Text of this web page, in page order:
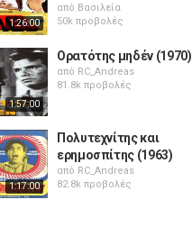
1:26:00
από Βασιλεία
50k προβολές
1:57:00
Ορατότης μηδέν (1970)
από RC_Andreas
81.8k προβολές
1:17:00
Πολυτεχνίτης και
ερημοσπίτης (1963)
από RC_Andreas
82.8k προβολές